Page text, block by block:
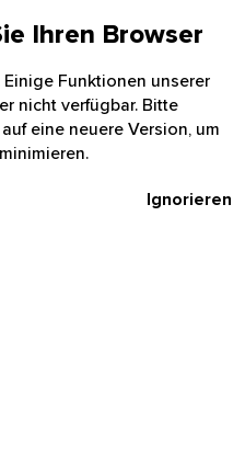
Ihren Browser
Funktionen unserer
nicht verfügbar. Bitte
eine neuere Version, um
Ignorieren